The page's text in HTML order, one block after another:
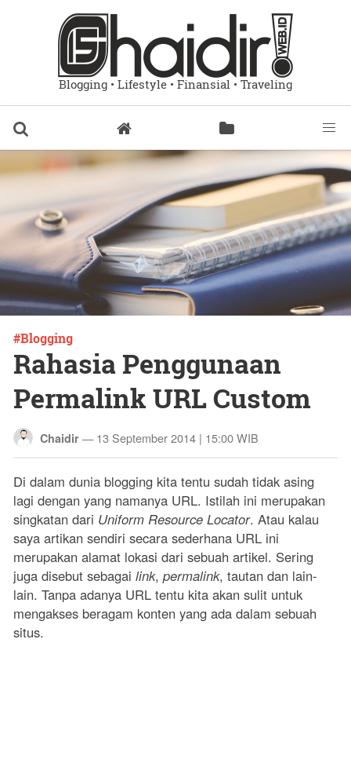
Blogging • Lifestyle • Finansial • Traveling
Blogging
Rahasia Penggunaan
Permalink URL Custom
Chaidir — 13 September 2014 | 15:00 WIB
Di dalam dunia blogging kita tentu sudah tidak asing
lagi dengan yang namanya URL. Istilah ini merupakan
singkatan dari Uniform Resource Locator. Atau kalau
saya artikan sendiri secara sederhana URL ini
merupakan alamat lokasi dari sebuah artikel. Sering
juga disebut sebagai link, permalink, tautan dan lain-
lain. Tanpa adanya URL tentu kita akan sulit untuk
mengakses beragam konten yang ada dalam sebuah
situs.